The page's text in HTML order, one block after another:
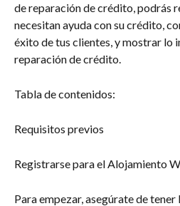
de reparación de crédito, podrás
necesitan ayuda con su crédito,
éxito de tus clientes, y mostrar lo
reparación de crédito.
Tabla de contenidos:
Requisitos previos
Registrarse para el Alojamiento
Para empezar, asegúrate de tener